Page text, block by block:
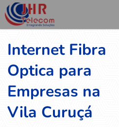
Internet Fibra
Optica para
Empresas na
Vila Curuçá